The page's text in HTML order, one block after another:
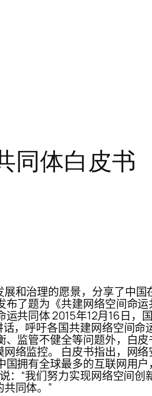
同体白皮书
和治理的愿景，分享了中
了题为《共建网络空间命
共同体 2015年12月16日，
，呼吁各国共建网络空间
监管不健全等问题外，白
络监控。 白皮书指出，网
拥有全球最多的互联网用
：“我们努力实现网络空间
同体。”